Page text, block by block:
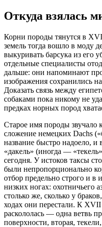
Откуда взялась
Корни породы тянутся в
земель тогда вошло в моду
выкуривать барсука из
отдельные специалисты
дальше: они напоминают
изображения сохранились
Доказать связь между
собаками пока никому не
предках норных пород
Старое имя породы звучало
сложение немецких Dachs
название быстро надоело,
«дакель» (иногда —
сегодня. У истоков таксы
были непропорционально
отбор предельно строго и в
низких ногах: охотничьего
столько же, сколько у
ходах они перестали. К XVII
раскололась — одна ветвь
поверхности, вторая,